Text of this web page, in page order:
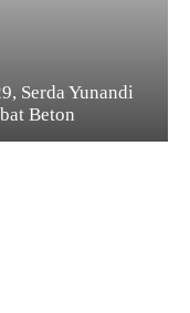
Serda Yunandi
Beton